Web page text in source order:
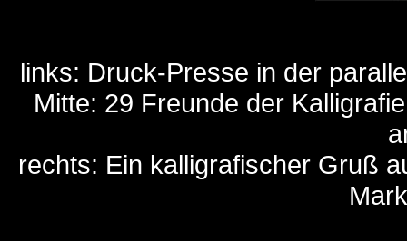
links: Druck-Presse in der
Mitte: 29 Freunde der
rechts: Ein kalligrafischer Gruß